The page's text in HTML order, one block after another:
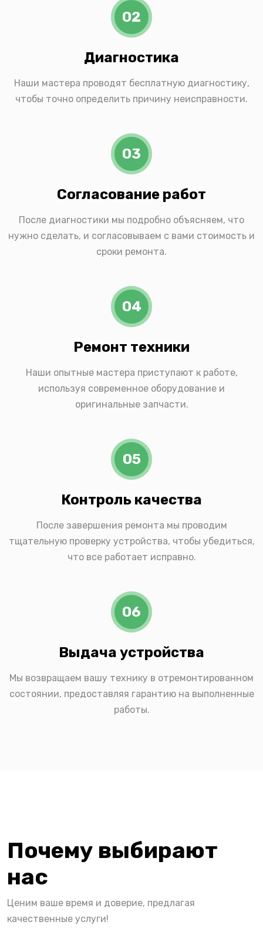
02
Диагностика
Наши мастера проводят бесплатную диагностику,
чтобы точно определить причину неисправности.
03
Согласование работ
После диагностики мы подробно объясняем, что
нужно сделать, и согласовываем с вами стоимость и
сроки ремонта.
04
Ремонт техники
Наши опытные мастера приступают к работе,
используя современное оборудование и
оригинальные запчасти.
05
Контроль качества
После завершения ремонта мы проводим
тщательную проверку устройства, чтобы убедиться,
что все работает исправно.
06
Выдача устройства
Мы возвращаем вашу технику в отремонтированном
состоянии, предоставляя гарантию на выполненные
работы.
Почему выбирают
нас
Ценим ваше время и доверие, предлагая
качественные услуги!